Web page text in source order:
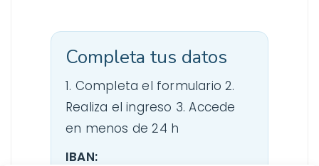
Completa tus datos
1. Completa el formulario 2.
Realiza el ingreso 3. Accede
en menos de 24 h
IBAN: